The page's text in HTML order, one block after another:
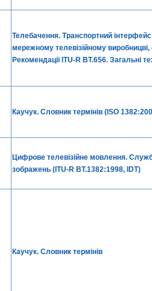
Телебачення. Транспортний
мережному телевізійному
Рекомендації ITU-R BT.656. Загальні
Каучук. Словник термінів (ISO
Цифрове телевізійне мовлення.
зображень (ITU-R BT.1382:1998, IDT)
Каучук. Словник термінів